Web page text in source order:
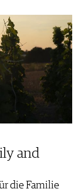
and
die Familie